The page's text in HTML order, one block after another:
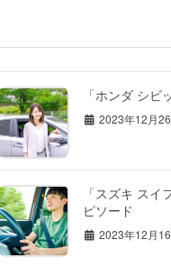
「ホンダ シ
2023年12月
「スズキ ス
ピソード
2023年12月